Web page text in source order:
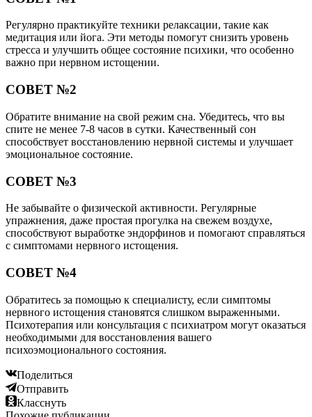
Регулярно практикуйте техники релаксации, такие как
медитация или йога. Эти методы помогут снизить уровень
стресса и улучшить общее состояние психики, что особенно
важно при нервном истощении.
СОВЕТ №2
Обратите внимание на свой режим сна. Убедитесь, что вы
спите не менее 7-8 часов в сутки. Качественный сон
способствует восстановлению нервной системы и улучшает
эмоциональное состояние.
СОВЕТ №3
Не забывайте о физической активности. Регулярные
упражнения, даже простая прогулка на свежем воздухе,
способствуют выработке эндорфинов и помогают справляться
с симптомами нервного истощения.
СОВЕТ №4
Обратитесь за помощью к специалисту, если симптомы
нервного истощения становятся слишком выраженными.
Психотерапия или консультация с психиатром могут оказаться
необходимыми для восстановления вашего
психоэмоционального состояния.
Поделиться
Отправить
Класснуть